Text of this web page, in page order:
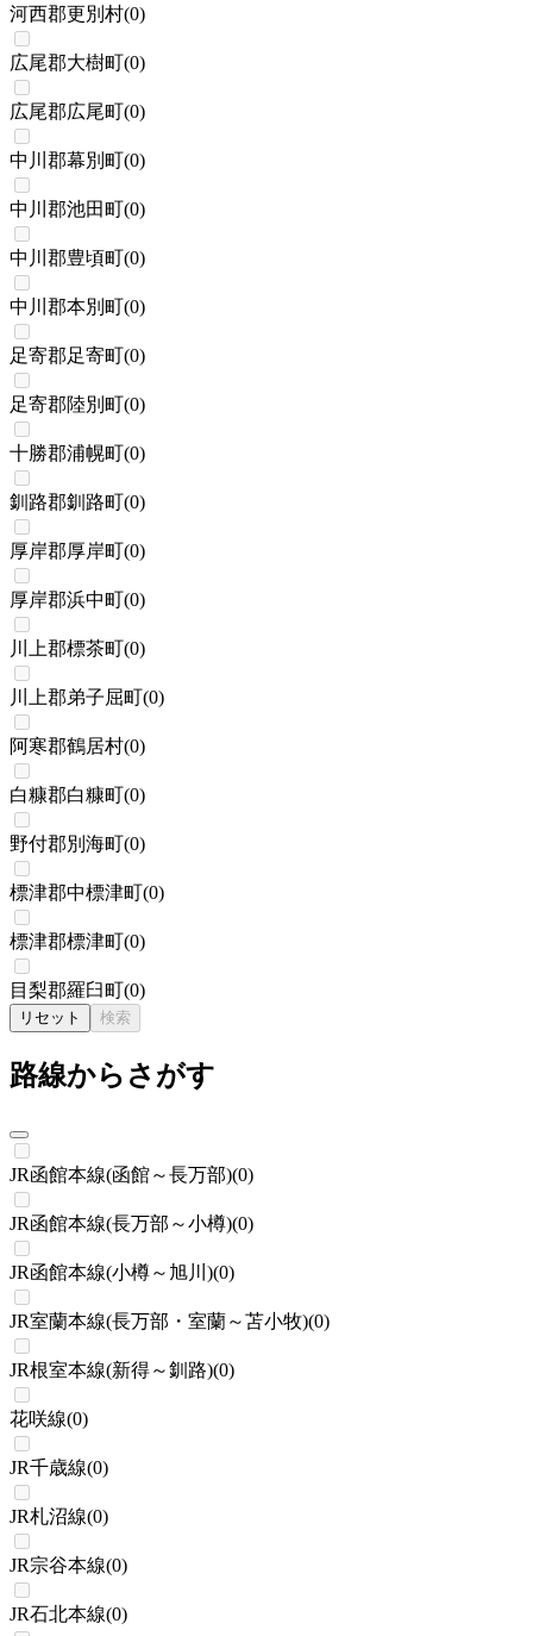
河西郡更別村(0)
広尾郡大樹町(0)
広尾郡広尾町(0)
中川郡幕別町(0)
中川郡池田町(0)
中川郡豊頃町(0)
中川郡本別町(0)
足寄郡足寄町(0)
足寄郡陸別町(0)
十勝郡浦幌町(0)
釧路郡釧路町(0)
厚岸郡厚岸町(0)
厚岸郡浜中町(0)
川上郡標茶町(0)
川上郡弟子屈町(0)
阿寒郡鶴居村(0)
白糠郡白糠町(0)
野付郡別海町(0)
標津郡中標津町(0)
標津郡標津町(0)
目梨郡羅臼町(0)
リセット 検索
路線からさがす
JR函館本線(函館～長万部)(0)
JR函館本線(長万部～小樽)(0)
JR函館本線(小樽～旭川)(0)
JR室蘭本線(長万部・室蘭～苫小牧)(0)
JR根室本線(新得～釧路)(0)
花咲線(0)
JR千歳線(0)
JR札沼線(0)
JR宗谷本線(0)
JR石北本線(0)